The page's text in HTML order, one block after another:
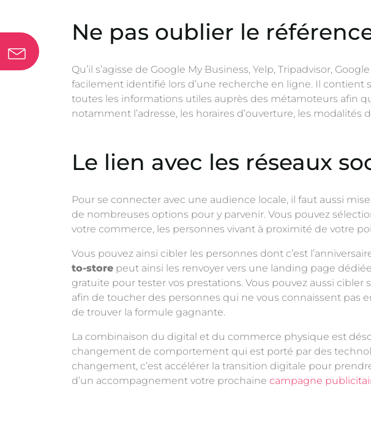
Ne pas oublier le
Qu’il s’agisse de Google My Business, Yelp, Tripadvisor,
facilement identifié lors d’une recherche en ligne. Il
toutes les informations utiles auprès des métamoteurs afin
notamment l’adresse, les horaires d’ouverture, les modalités
Le lien avec les réseaux
Pour se connecter avec une audience locale, il faut aussi
de nombreuses options pour y parvenir. Vous pouvez
votre commerce, les personnes vivant à proximité de votre
Vous pouvez ainsi cibler les personnes dont c’est
to-store peut ainsi les renvoyer vers une landing page
gratuite pour tester vos prestations. Vous pouvez aussi
afin de toucher des personnes qui ne vous connaissent pas
de trouver la formule gagnante.
La combinaison du digital et du commerce physique est
changement de comportement qui est porté par des
changement, c’est accélérer la transition digitale pour
d’un accompagnement votre prochaine campagne